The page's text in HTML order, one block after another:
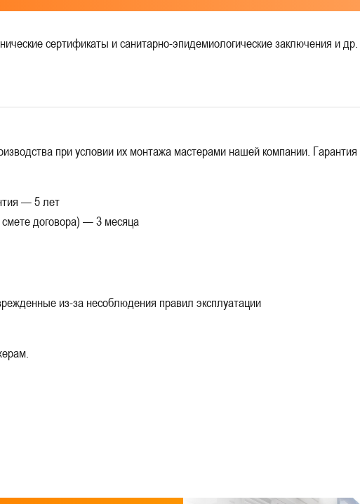
сертификаты и санитарно-эпидемиологические заключения и др.
при условии их монтажа мастерами нашей компании. Гарантия
— 5 лет
договора) — 3 месяца
из-за несоблюдения правил эксплуатации